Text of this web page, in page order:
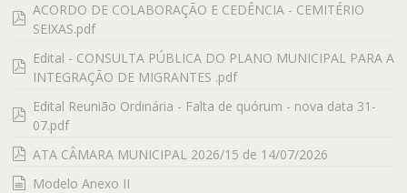
pdf
ACORDO DE COLABORAÇÃO E CEDÊNCIA - CEMITÉRIO
SEIXAS.pdf
pdf
Edital - CONSULTA PÚBLICA DO PLANO MUNICIPAL PARA A
INTEGRAÇÃO DE MIGRANTES .pdf
pdf
Edital Reunião Ordinária - Falta de quórum - nova data 31-
07.pdf
pdf
ATA CÂMARA MUNICIPAL 2026/15 de 14/07/2026
documento
Modelo Anexo II